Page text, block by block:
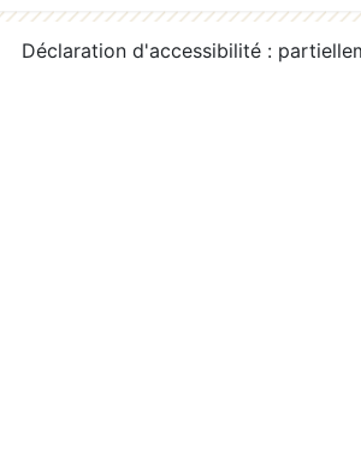
Déclaration d'accessibilité :